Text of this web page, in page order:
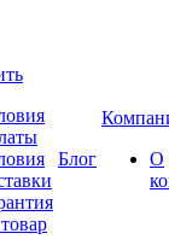
Блог
О